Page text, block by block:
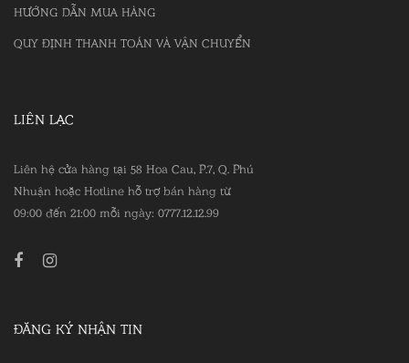
HƯỚNG DẪN MUA HÀNG
QUY ĐỊNH THANH TOÁN VÀ VẬN CHUYỂN
LIÊN LẠC
Liên hệ cửa hàng tại 58 Hoa Cau, P.7, Q. Phú
Nhuận hoặc Hotline hỗ trợ bán hàng từ
09:00 đến 21:00 mỗi ngày: 0777.12.12.99
ĐĂNG KÝ NHẬN TIN